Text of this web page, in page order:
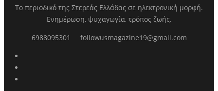
Το περιοδικό της Στερεάς Ελλάδας σε ηλεκτρονική μορφή.
Ενημέρωση, ψυχαγωγία, τρόπος ζωής.
6988095301 followusmagazine19@gmail.com